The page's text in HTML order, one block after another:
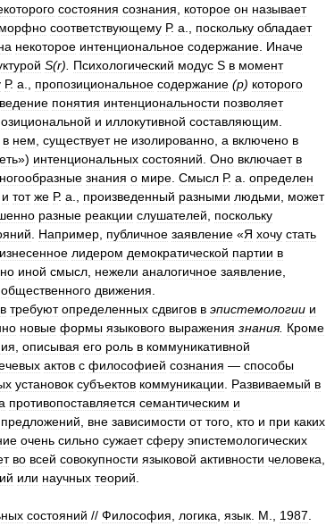
состояния сознания которое он называет
соответствующему Р. а поскольку обладает
некоторое интенциональное содержание Иначе
S(r). Психологический модус S в момент
Р. а пропозициональное содержание (р) которого
понятия интенциональности позволяет
и иллокутивной составляющим
в нем существует не изолированно а включено в
») интенциональных состояний Оно включает в
знания о мире Смысл Р. а определен
и тот же Р. а произведенный разными людьми
может
разные реакции слушателей
поскольку
Например публичное заявление «Я хочу стать
лидером демократической партии в
иной смысл нежели аналогичное заявление
общественного движения
требуют определенных сдвигов в эпистемологии и
новые формы языкового выражения знания. Кроме
описывая его роль в коммуникативной
актов с философией сознания — способы
установок субъектов коммуникации Развиваемый в
противопоставляется семантическим и
предложений вне зависимости от того кто и при каких
очень сильно сужает сферу эпистемологических
во всей совокупности языковой активности человека
или научных теорий
состояний // Философия логика язык М 1987